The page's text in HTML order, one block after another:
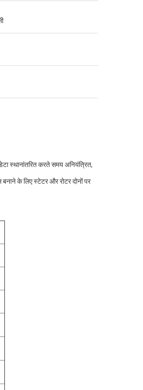
स्थानांतरित करते समय अनियंत्रित,
के लिए स्टेटर और रोटर दोनों पर